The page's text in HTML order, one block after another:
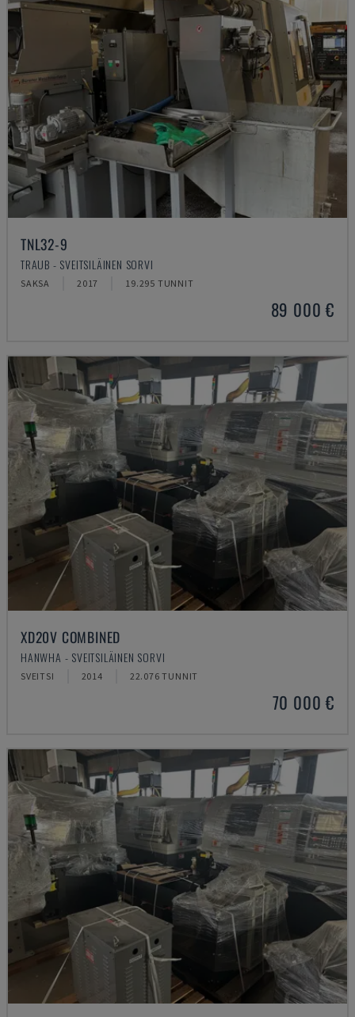
TNL32-9
TRAUB - SVEITSILÄINEN SORVI
SAKSA 2017 19.295 TUNNIT
89 000 €
XD20V COMBINED
HANWHA - SVEITSILÄINEN SORVI
SVEITSI 2014 22.076 TUNNIT
70 000 €